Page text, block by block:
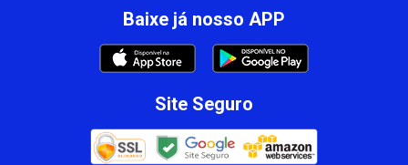
Baixe já nosso APP
Site Seguro